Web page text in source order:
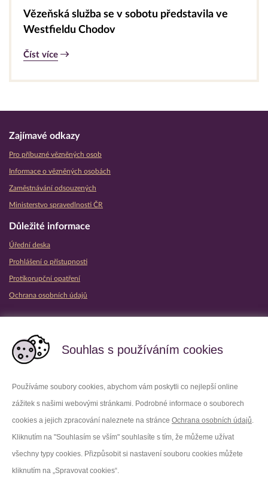
Souhlas s používáním cookies
Používáme soubory cookies, abychom vám poskytli co nejlepší online
zážitek s našimi webovými stránkami. Podrobné informace o souborech
cookies a jejich zpracování naleznete na stránce Ochrana osobních údajů.
Kliknutím na "Souhlasím se vším" souhlasíte s tím, že můžeme užívat
všechny typy cookies. Přizpůsobit si nastavení souboru cookies můžete
kliknutím na „Spravovat cookies“.
Vězeňská služba se v sobotu představila ve
Westfieldu Chodov
Číst více
Zajímavé odkazy
Pro příbuzné vězněných osob
Informace o vězněných osobách
Zaměstnávání odsouzených
Ministerstvo spravedlnosti ČR
Důležité informace
Úřední deska
Prohlášení o přístupnosti
Protikorupční opatření
Ochrana osobních údajů
Facebook Youtube
LinkedIn